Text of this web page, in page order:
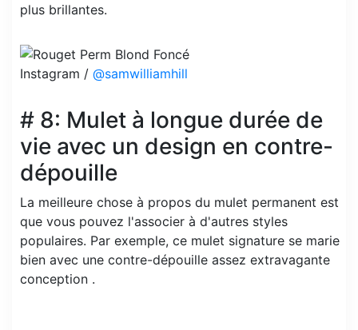
plus brillantes.
Instagram / @samwilliamhill
# 8: Mulet à longue durée de
vie avec un design en contre-
dépouille
La meilleure chose à propos du mulet permanent est
que vous pouvez l'associer à d'autres styles
populaires. Par exemple, ce mulet signature se marie
bien avec une contre-dépouille assez extravagante
conception .